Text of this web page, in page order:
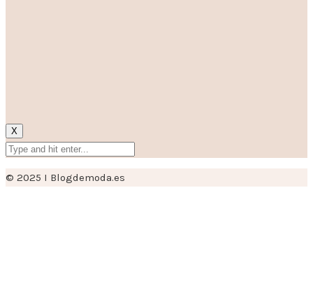
X
© 2025 I Blogdemoda.es